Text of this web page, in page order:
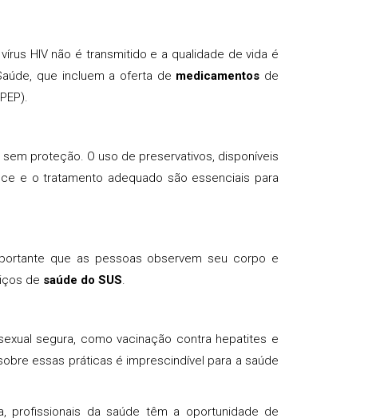
HIV não é transmitido e a qualidade de vida é
que incluem a oferta de medicamentos de
proteção. O uso de preservativos, disponíveis
e o tratamento adequado são essenciais para
que as pessoas observem seu corpo e
de saúde do SUS.
segura, como vacinação contra hepatites e
essas práticas é imprescindível para a saúde
profissionais da saúde têm a oportunidade de